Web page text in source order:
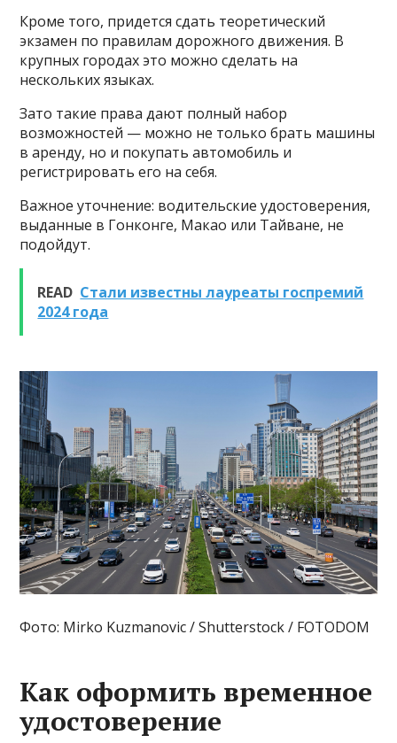
Кроме того, придется сдать теоретический
экзамен по правилам дорожного движения. В
крупных городах это можно сделать на
нескольких языках.
Зато такие права дают полный набор
возможностей — можно не только брать машины
в аренду, но и покупать автомобиль и
регистрировать его на себя.
Важное уточнение: водительские удостоверения,
выданные в Гонконге, Макао или Тайване, не
подойдут.
READ Стали известны лауреаты госпремий
2024 года
Фото: Mirko Kuzmanovic / Shutterstock / FOTODOM
Как оформить временное
удостоверение